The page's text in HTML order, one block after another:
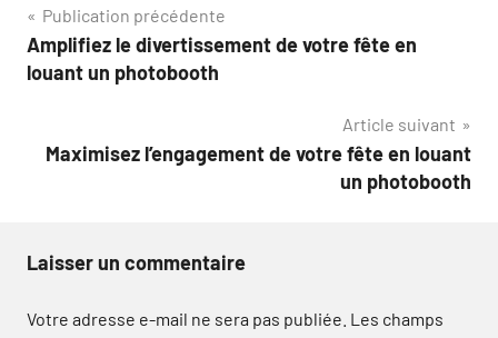
Navigation
de
Publication précédente
Amplifiez le divertissement de votre fête en
louant un photobooth
Article suivant
Maximisez l’engagement de votre fête en louant
un photobooth
Laisser un commentaire
Votre adresse e-mail ne sera pas publiée. Les champs